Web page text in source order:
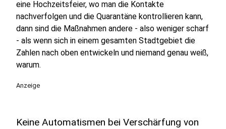
eine Hochzeitsfeier, wo man die Kontakte
nachverfolgen und die Quarantäne kontrollieren kann,
dann sind die Maßnahmen andere - also weniger scharf
- als wenn sich in einem gesamten Stadtgebiet die
Zahlen nach oben entwickeln und niemand genau weiß,
warum.
Anzeige
Keine Automatismen bei Verschärfung von